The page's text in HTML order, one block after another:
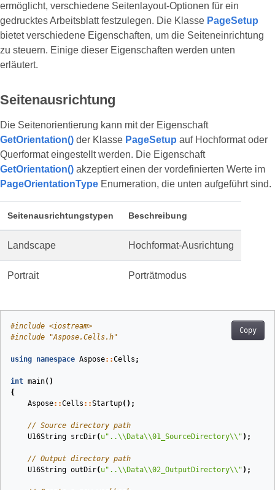
ermöglicht, verschiedene Seitenlayout-Optionen für ein
gedrucktes Arbeitsblatt festzulegen. Die Klasse PageSetup
bietet verschiedene Eigenschaften, um die Seiteneinrichtung
zu steuern. Einige dieser Eigenschaften werden unten
erläutert.
Seitenausrichtung
Die Seitenorientierung kann mit der Eigenschaft
GetOrientation() der Klasse PageSetup auf Hochformat oder
Querformat eingestellt werden. Die Eigenschaft
GetOrientation() akzeptiert einen der vordefinierten Werte im
PageOrientationType Enumeration, die unten aufgeführt sind.
Seitenausrichtungstypen Beschreibung
Landscape Hochformat-Ausrichtung
Portrait Porträtmodus
Copy
#include <iostream>
#include "Aspose.Cells.h"
using namespace Aspose::Cells ;
int main()
{
Aspose::Cells ::Startup();
// Source directory path
U16String srcDir( u"..\\ Data\\01_SourceDirectory\\ " ) ;
// Output directory path
U16String outDir( u"..\\ Data\\02_OutputDirectory\\ " ) ;